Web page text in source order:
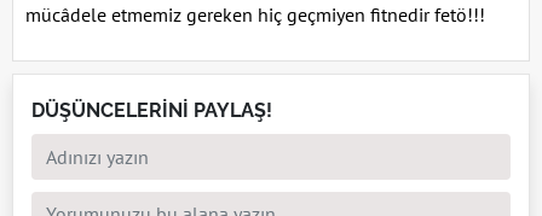
mücâdele etmemiz gereken hiç geçmiyen fitnedir fetö!!!
DÜŞÜNCELERİNİ PAYLAŞ!